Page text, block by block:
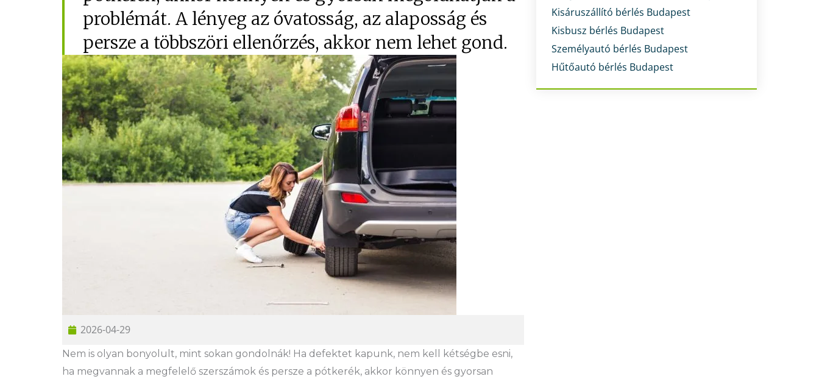
problémát. A lényeg az óvatosság, az alaposság és
persze a többszöri ellenőrzés, akkor nem lehet gond.
2026-04-29
Nem is olyan bonyolult, mint sokan gondolnák! Ha defektet kapunk, nem kell kétségbe esni,
ha megvannak a megfelelő szerszámok és persze a pótkerék, akkor könnyen és gyorsan
Kisáruszállító bérlés Budapest
Kisbusz bérlés Budapest
Személyautó bérlés Budapest
Hűtőautó bérlés Budapest